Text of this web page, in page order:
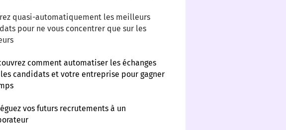
quasi-automatiquement les meilleurs
pour ne vous concentrer que sur les
comment automatiser les échanges
candidats et votre entreprise pour gagner
vos futurs recrutements à un